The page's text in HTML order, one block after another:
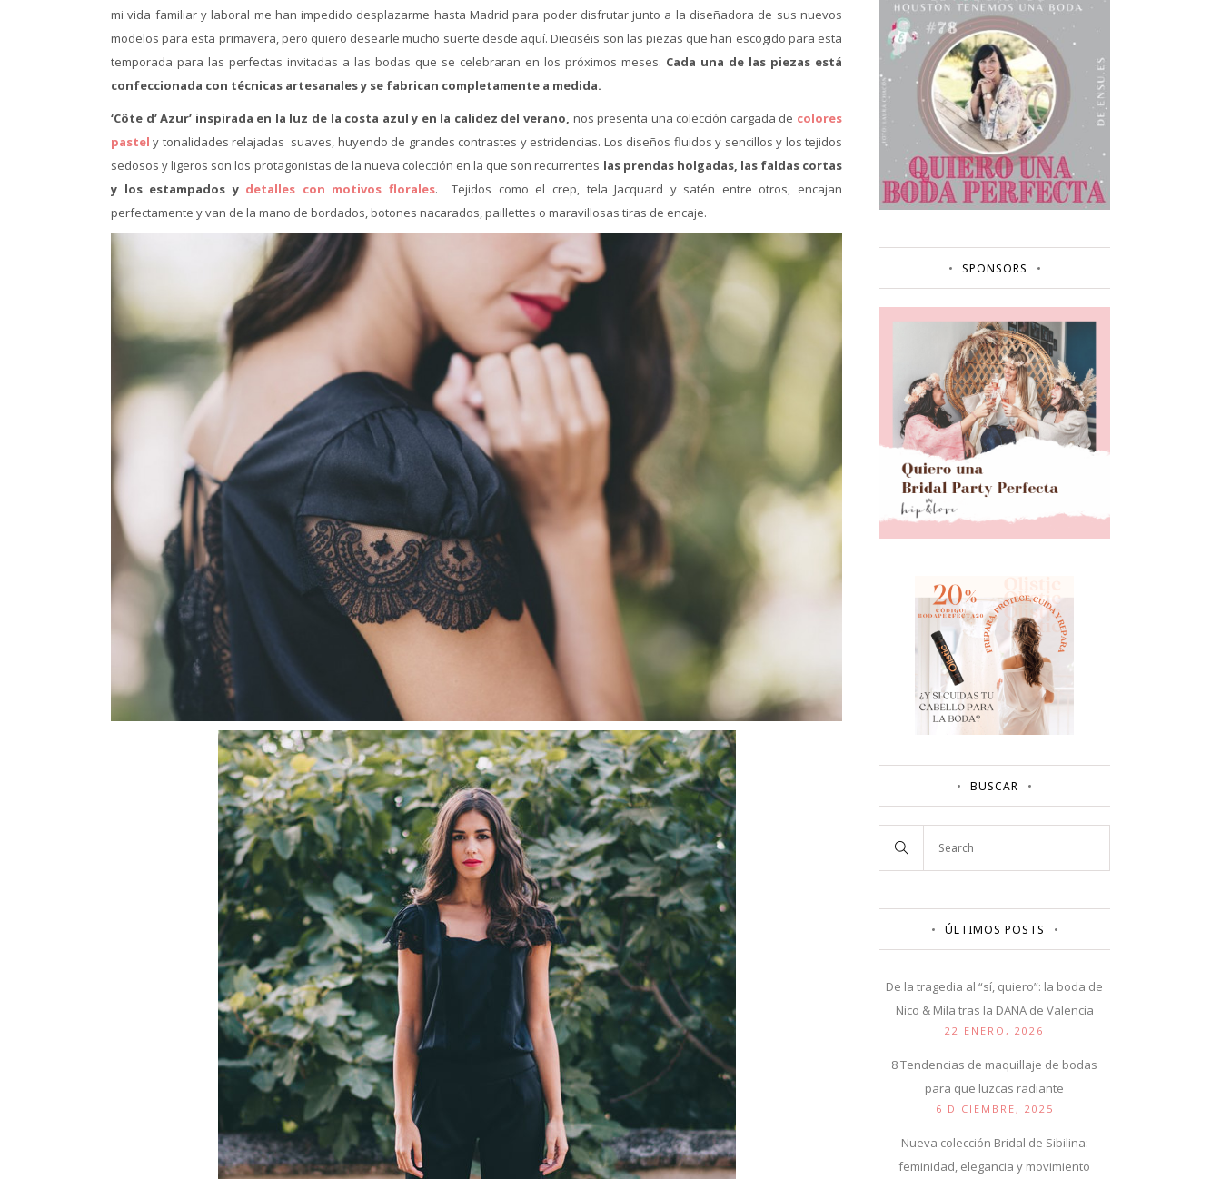
mi vida familiar y laboral me han impedido desplazarme hasta Madrid para poder disfrutar junto a la diseñadora de sus nuevos
modelos para esta primavera, pero quiero desearle mucho suerte desde aquí. Dieciséis son las piezas que han escogido para esta
temporada para las perfectas invitadas a las bodas que se celebraran en los próximos meses. Cada una de las piezas está
confeccionada con técnicas artesanales y se fabrican completamente a medida.
‘Côte d’ Azur’ inspirada en la luz de la costa azul y en la calidez del verano, nos presenta una colección cargada de colores
pastel y tonalidades relajadas suaves, huyendo de grandes contrastes y estridencias. Los diseños fluidos y sencillos y los tejidos
sedosos y ligeros son los protagonistas de la nueva colección en la que son recurrentes las prendas holgadas, las faldas cortas
y los estampados y detalles con motivos florales. Tejidos como el crep, tela Jacquard y satén entre otros, encajan
perfectamente y van de la mano de bordados, botones nacarados, paillettes o maravillosas tiras de encaje.
SPONSORS
BUSCAR
ÚLTIMOS POSTS
De la tragedia al “sí, quiero”: la boda de
Nico & Mila tras la DANA de Valencia
22 ENERO, 2026
8 Tendencias de maquillaje de bodas
para que luzcas radiante
6 DICIEMBRE, 2025
Nueva colección Bridal de Sibilina:
feminidad, elegancia y movimiento